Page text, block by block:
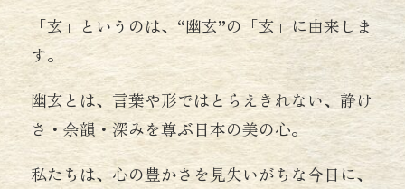
「玄」というのは、“幽玄”の「玄」に由来しま
す。
幽玄とは、言葉や形ではとらえきれない、静け
さ・余韻・深みを尊ぶ日本の美の心。
私たちは、心の豊かさを見失いがちな今日に、